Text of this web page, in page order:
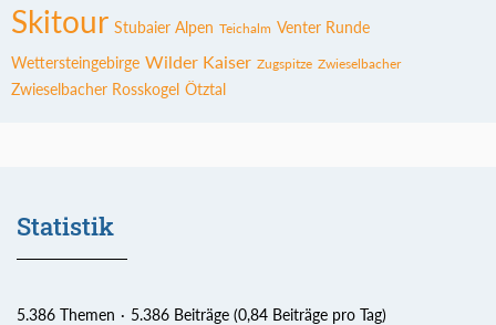
Skitour Stubaier Alpen Teichalm Venter Runde
Wettersteingebirge Wilder Kaiser Zugspitze Zwieselbacher
Zwieselbacher Rosskogel Ötztal
Statistik
5.386 Themen 5.386 Beiträge (0,84 Beiträge pro Tag)